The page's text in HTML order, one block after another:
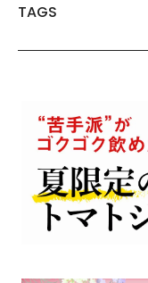
TAGS